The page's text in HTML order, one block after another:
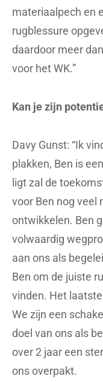
materiaalpech en
rugblessure
daardoor meer
voor het WK.”
Kan je zijn
Davy Gunst: “Ik
plakken, Ben is
ligt zal de
voor Ben nog veel
ontwikkelen. Ben
volwaardig
aan ons als
Ben om de juiste
vinden. Het
We zijn een
doel van ons als
over 2 jaar een
ons overpakt.